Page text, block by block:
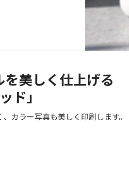
美しく仕上げる
ド」
カラー写真も美しく印刷します。